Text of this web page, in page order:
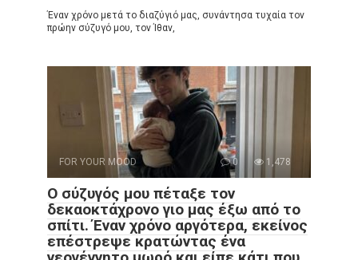
Έναν χρόνο μετά το διαζύγιό μας, συνάντησα τυχαία τον
πρώην σύζυγό μου, τον Ίθαν,
FOR YOUR MOOD 0 1,478
Ο σύζυγός μου πέταξε τον
δεκαοκτάχρονο γιο μας έξω από το
σπίτι. Έναν χρόνο αργότερα, εκείνος
επέστρεψε κρατώντας ένα